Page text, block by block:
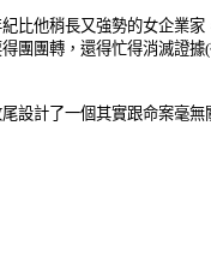
比他稍長又強勢的女企業
團團轉，還得忙得消滅證
設計了一個其實跟命案毫